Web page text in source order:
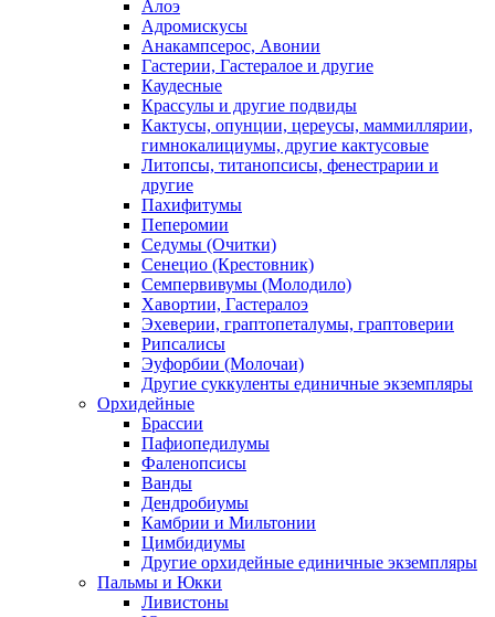
Алоэ
Адромискусы
Анакампсерос, Авонии
Гастерии, Гастералое и другие
Каудесные
Крассулы и другие подвиды
Кактусы, опунции, цереусы, маммиллярии,
гимнокалициумы, другие кактусовые
Литопсы, титанопсисы, фенестрарии и
другие
Пахифитумы
Пеперомии
Седумы (Очитки)
Сенецио (Крестовник)
Семпервивумы (Молодило)
Хавортии, Гастералоэ
Эхеверии, граптопеталумы, граптоверии
Рипсалисы
Эуфорбии (Молочаи)
Другие суккуленты единичные экземпляры
Орхидейные
Брассии
Пафиопедилумы
Фаленопсисы
Ванды
Дендробиумы
Камбрии и Мильтонии
Цимбидиумы
Другие орхидейные единичные экземпляры
Пальмы и Юкки
Ливистоны